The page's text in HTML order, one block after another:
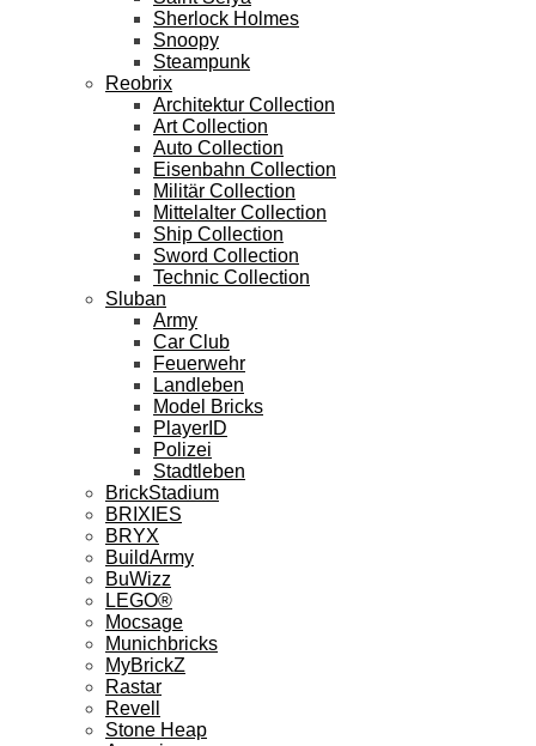
Sherlock Holmes
Snoopy
Steampunk
Reobrix
Architektur Collection
Art Collection
Auto Collection
Eisenbahn Collection
Militär Collection
Mittelalter Collection
Ship Collection
Sword Collection
Technic Collection
Sluban
Army
Car Club
Feuerwehr
Landleben
Model Bricks
PlayerID
Polizei
Stadtleben
BrickStadium
BRIXIES
BRYX
BuildArmy
BuWizz
LEGO®
Mocsage
Munichbricks
MyBrickZ
Rastar
Revell
Stone Heap